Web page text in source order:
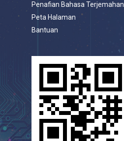
Penafian Bahasa Terjemahan
Peta Halaman
Bantuan